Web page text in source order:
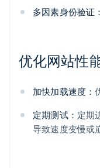
多因素身份验证：
优化网站性
加快加载速度：
定期测试： 定期
导致速度变慢或